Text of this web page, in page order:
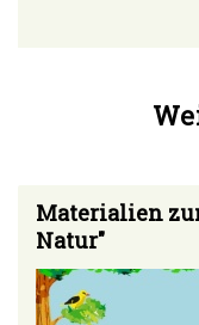
Materialien
Natur"